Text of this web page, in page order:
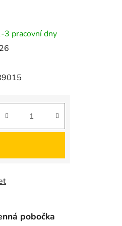
3 pracovní dny
pobočka